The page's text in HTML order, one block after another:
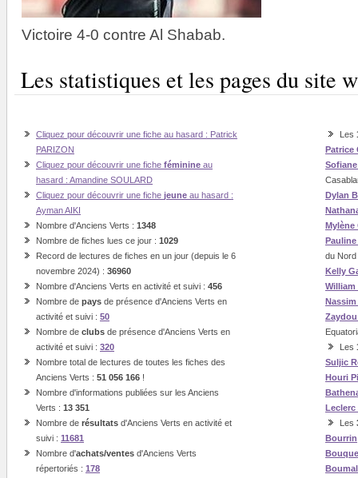
Victoire 4-0 contre Al Shabab.
Les statistiques et les pages du site
Cliquez pour découvrir une fiche au hasard : Patrick
PARIZON
Cliquez pour découvrir une fiche féminine au
hasard : Amandine SOULARD
Cliquez pour découvrir une fiche jeune au hasard :
Ayman AIKI
Nombre d'Anciens Verts : 1348
Nombre de fiches lues ce jour : 1029
Record de lectures de fiches en un jour (depuis le 6
novembre 2024) : 36960
Nombre d'Anciens Verts en activité et suivi : 456
Nombre de pays de présence d'Anciens Verts en
activité et suivi : 50
Nombre de clubs de présence d'Anciens Verts en
activité et suivi : 320
Nombre total de lectures de toutes les fiches des
Anciens Verts : 51 056 166 !
Nombre d'informations publiées sur les Anciens
Verts : 13 351
Nombre de résultats d'Anciens Verts en activité et
suivi : 11681
Nombre d'achats/ventes d'Anciens Verts
répertoriés : 178
Les
Patrice
Dylan
Mylène
du Nord
Kelly
William
Les
Suljic
Houri
Leclerc
Les
Bourrin